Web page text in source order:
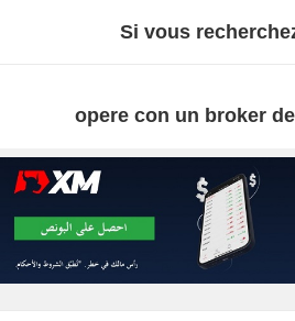
Si vous
opere con un broker